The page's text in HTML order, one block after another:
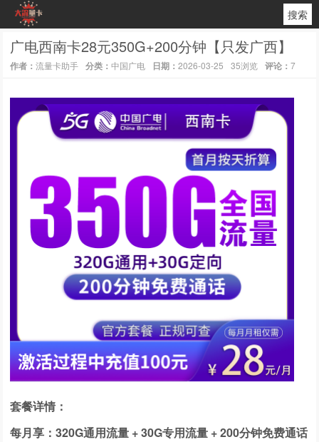
搜索
广电西南卡28元350G+200分钟【只发广西】
作者：流量卡助手 分类：中国广电 日期：2026-03-25 35浏览 评论：7
套餐详情：
每月享：320G通用流量 + 30G专用流量 + 200分钟免费通话